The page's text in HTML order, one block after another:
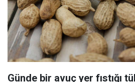
Günde bir avuç yer fıstığı